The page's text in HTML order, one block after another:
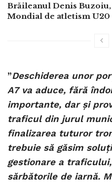
Brăileanul Denis
Mondial de atletism U20
”Deschiderea unor
A7 va aduce, fără
importante, dar și
traficul din jurul
finalizarea tuturor
trebuie să găsim
gestionare a
sărbătorile de iarnă.